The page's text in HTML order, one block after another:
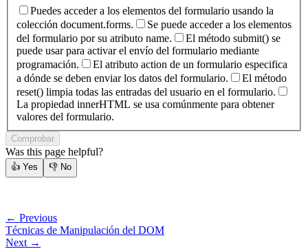
Puedes acceder a los elementos del formulario usando la
colección document.forms.
Se puede acceder a los elementos
del formulario por su atributo name.
El método submit() se
puede usar para activar el envío del formulario mediante
programación.
El atributo action de un formulario especifica
a dónde se deben enviar los datos del formulario.
El método
reset() limpia todas las entradas del usuario en el formulario.
La propiedad innerHTML se usa comúnmente para obtener
valores del formulario.
Comprobar
Was this page helpful?
👍 Yes 👎 No
← Previous
Técnicas de Manipulación del DOM
Next →